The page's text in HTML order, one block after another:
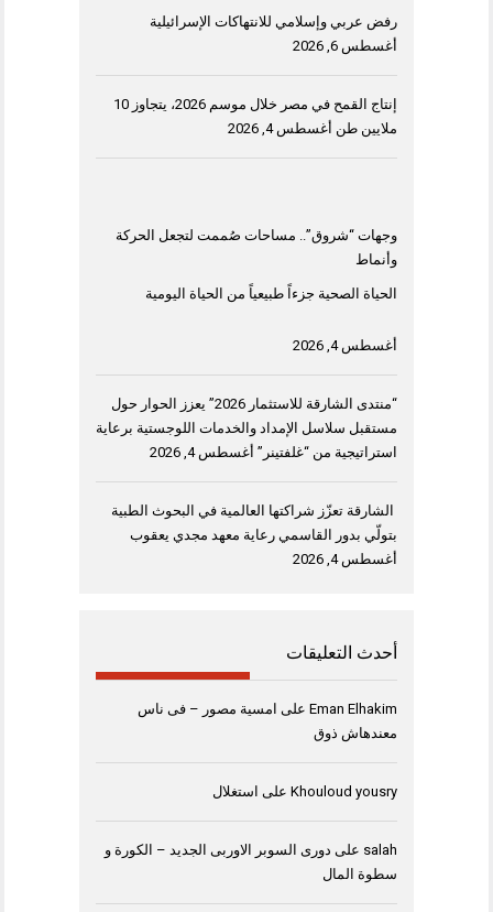
رفض عربي وإسلامي للانتهاكات الإسرائيلية
أغسطس 6, 2026
إنتاج القمح في مصر خلال موسم 2026، يتجاوز 10
ملايين طن أغسطس 4, 2026
وجهات “شروق”.. مساحات صُممت لتجعل الحركة
وأنماط
الحياة الصحية جزءاً طبيعياً من الحياة اليومية
أغسطس 4, 2026
“منتدى الشارقة للاستثمار 2026” يعزز الحوار حول
مستقبل سلاسل الإمداد والخدمات اللوجستية برعاية
استراتيجية من “غلفتينر” أغسطس 4, 2026
الشارقة تعزّز شراكتها العالمية في البحوث الطبية
بتولّي بدور القاسمي رعاية معهد مجدي يعقوب
أغسطس 4, 2026
أحدث التعليقات
Eman Elhakim على امسية مصور – فى ناس
معندهاش ذوق
Khouloud yousry على استغلال
salah على دورى السوبر الاوربى الجديد – الكورة و
سطوة المال